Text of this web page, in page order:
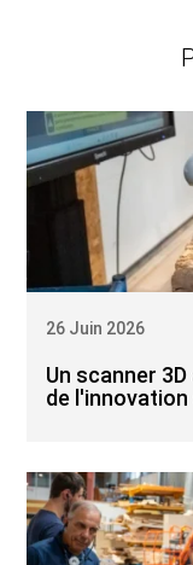
Un scanner
de
26 Juin 2026